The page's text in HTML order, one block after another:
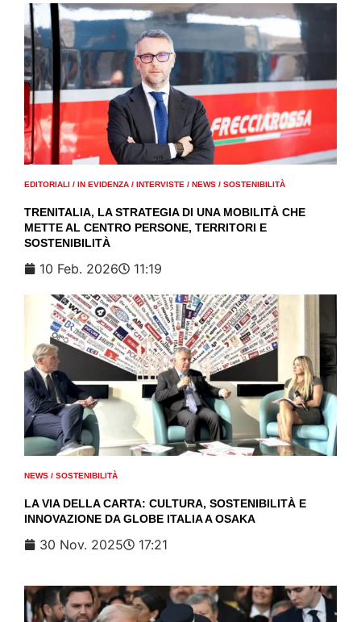
EDITORIALI / IN EVIDENZA / INTERVISTE / NEWS / SOSTENIBILITÀ
TRENITALIA, LA STRATEGIA DI UNA MOBILITÀ CHE
METTE AL CENTRO PERSONE, TERRITORI E
SOSTENIBILITÀ
10 Feb. 2026 11:19
NEWS / SOSTENIBILITÀ
LA VIA DELLA CARTA: CULTURA, SOSTENIBILITÀ E
INNOVAZIONE DA GLOBE ITALIA A OSAKA
30 Nov. 2025 17:21